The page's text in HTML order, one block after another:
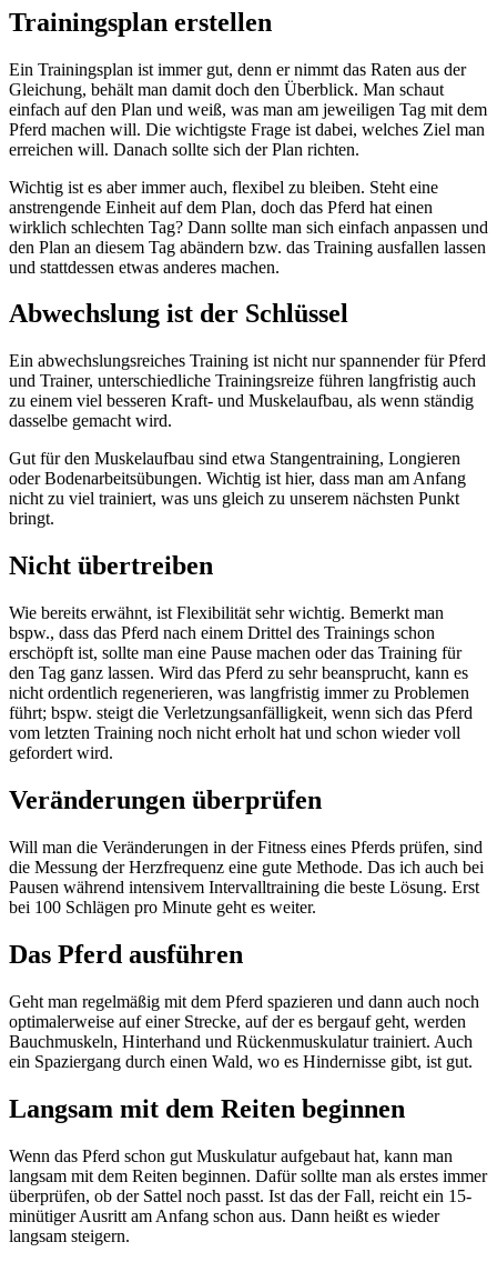
Trainingsplan erstellen
Ein Trainingsplan ist immer gut, denn er nimmt das Raten aus der
Gleichung, behält man damit doch den Überblick. Man schaut
einfach auf den Plan und weiß, was man am jeweiligen Tag mit dem
Pferd machen will. Die wichtigste Frage ist dabei, welches Ziel man
erreichen will. Danach sollte sich der Plan richten.
Wichtig ist es aber immer auch, flexibel zu bleiben. Steht eine
anstrengende Einheit auf dem Plan, doch das Pferd hat einen
wirklich schlechten Tag? Dann sollte man sich einfach anpassen und
den Plan an diesem Tag abändern bzw. das Training ausfallen lassen
und stattdessen etwas anderes machen.
Abwechslung ist der Schlüssel
Ein abwechslungsreiches Training ist nicht nur spannender für Pferd
und Trainer, unterschiedliche Trainingsreize führen langfristig auch
zu einem viel besseren Kraft- und Muskelaufbau, als wenn ständig
dasselbe gemacht wird.
Gut für den Muskelaufbau sind etwa Stangentraining, Longieren
oder Bodenarbeitsübungen. Wichtig ist hier, dass man am Anfang
nicht zu viel trainiert, was uns gleich zu unserem nächsten Punkt
bringt.
Nicht übertreiben
Wie bereits erwähnt, ist Flexibilität sehr wichtig. Bemerkt man
bspw., dass das Pferd nach einem Drittel des Trainings schon
erschöpft ist, sollte man eine Pause machen oder das Training für
den Tag ganz lassen. Wird das Pferd zu sehr beansprucht, kann es
nicht ordentlich regenerieren, was langfristig immer zu Problemen
führt; bspw. steigt die Verletzungsanfälligkeit, wenn sich das Pferd
vom letzten Training noch nicht erholt hat und schon wieder voll
gefordert wird.
Veränderungen überprüfen
Will man die Veränderungen in der Fitness eines Pferds prüfen, sind
die Messung der Herzfrequenz eine gute Methode. Das ich auch bei
Pausen während intensivem Intervalltraining die beste Lösung. Erst
bei 100 Schlägen pro Minute geht es weiter.
Das Pferd ausführen
Geht man regelmäßig mit dem Pferd spazieren und dann auch noch
optimalerweise auf einer Strecke, auf der es bergauf geht, werden
Bauchmuskeln, Hinterhand und Rückenmuskulatur trainiert. Auch
ein Spaziergang durch einen Wald, wo es Hindernisse gibt, ist gut.
Langsam mit dem Reiten beginnen
Wenn das Pferd schon gut Muskulatur aufgebaut hat, kann man
langsam mit dem Reiten beginnen. Dafür sollte man als erstes immer
überprüfen, ob der Sattel noch passt. Ist das der Fall, reicht ein 15-
minütiger Ausritt am Anfang schon aus. Dann heißt es wieder
langsam steigern.